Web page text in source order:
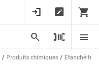
Produits chimiques